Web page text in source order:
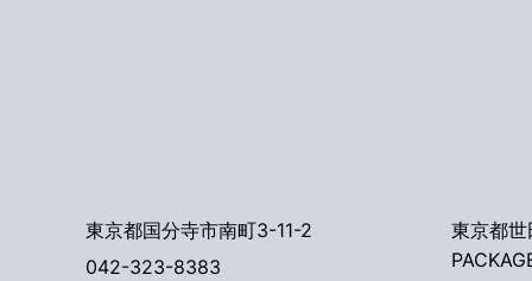
東京都国分寺市南町3-11-2
042-323-8383
東京都